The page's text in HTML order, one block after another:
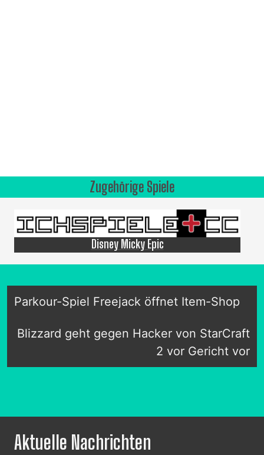
Zugehörige Spiele
Disney Micky Epic
Parkour-Spiel Freejack öffnet Item-Shop
Blizzard geht gegen Hacker von StarCraft
2 vor Gericht vor
Aktuelle Nachrichten